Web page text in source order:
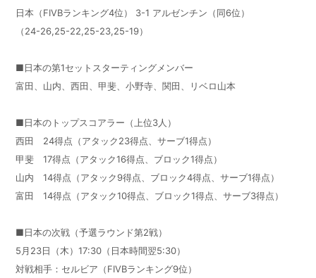
日本（FIVBランキング4位） 3-1 アルゼンチン（同6位）
（24-26,25-22,25-23,25-19）
■日本の第1セットスターティングメンバー
富田、山内、西田、甲斐、小野寺、関田、リベロ山本
■日本のトップスコアラー（上位3人）
西田 24得点（アタック23得点、サーブ1得点）
甲斐 17得点（アタック16得点、ブロック1得点）
山内 14得点（アタック9得点、ブロック4得点、サーブ1得点）
富田 14得点（アタック10得点、ブロック1得点、サーブ3得点）
■日本の次戦（予選ラウンド第2戦）
5月23日（木）17:30（日本時間翌5:30）
対戦相手：セルビア（FIVBランキング9位）